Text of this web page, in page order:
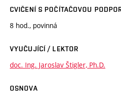
CVIČENÍ S POČÍTAČOVOU
8 hod., povinná
VYUČUJÍCÍ / LEKTOR
doc. Ing. Jaroslav Štigler, Ph.D.
OSNOVA